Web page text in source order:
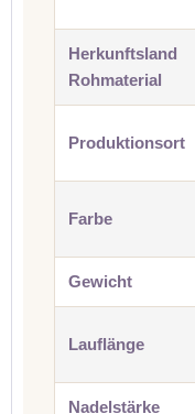
Herkunftsland
Rohmaterial
Produktionsort
Farbe
Gewicht
Lauflänge
Nadelstärke